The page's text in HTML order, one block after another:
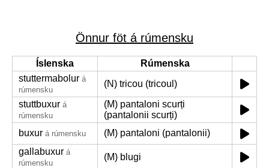
Önnur föt á rúmensku
Íslenska
Rúmenska
stuttermabolur á
rúmensku
(N) tricou (tricoul)
stuttbuxur á
rúmensku
(M) pantaloni scurți
(pantalonii scurți)
buxur á rúmensku
(M) pantaloni (pantalonii)
gallabuxur á
rúmensku
(M) blugi